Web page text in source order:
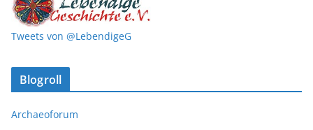
Tweets von @LebendigeG
Blogroll
Archaeoforum